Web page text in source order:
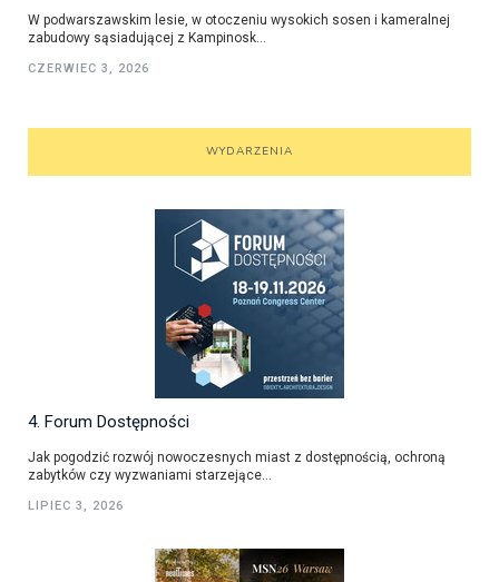
W podwarszawskim lesie, w otoczeniu wysokich sosen i kameralnej
zabudowy sąsiadującej z Kampinosk...
CZERWIEC 3, 2026
WYDARZENIA
4. Forum Dostępności
Jak pogodzić rozwój nowoczesnych miast z dostępnością, ochroną
zabytków czy wyzwaniami starzejące...
LIPIEC 3, 2026